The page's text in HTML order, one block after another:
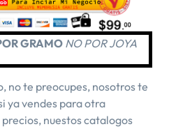
GRAMO NO POR JOYA
no te preocupes, nosotros te
ya vendes para otra
nuestos catalogos